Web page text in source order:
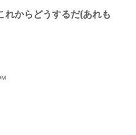
れからどうするだ(あれも